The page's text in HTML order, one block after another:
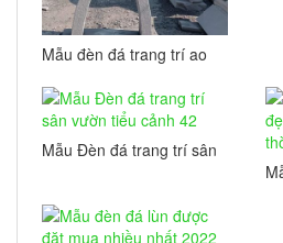
Mẫu đèn đá trang trí ao
Mẫu Đèn đá trang trí sân